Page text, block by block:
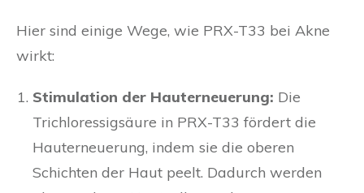
Hier sind einige Wege, wie PRX-T33 bei Akne
wirkt:
Stimulation der Hauterneuerung: Die
Trichloressigsäure in PRX-T33 fördert die
Hauterneuerung, indem sie die oberen
Schichten der Haut peelt. Dadurch werden